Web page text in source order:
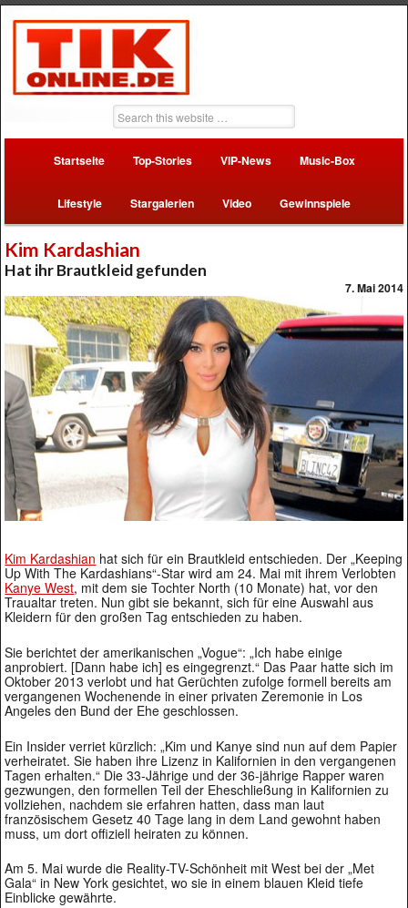
Startseite Top-Stories VIP-News Music-Box
Lifestyle Stargalerien Video Gewinnspiele
Kim Kardashian
Hat ihr Brautkleid gefunden
7. Mai 2014
Kim Kardashian hat sich für ein Brautkleid entschieden. Der „Keeping
Up With The Kardashians“-Star wird am 24. Mai mit ihrem Verlobten
Kanye West, mit dem sie Tochter North (10 Monate) hat, vor den
Traualtar treten. Nun gibt sie bekannt, sich für eine Auswahl aus
Kleidern für den großen Tag entschieden zu haben.
Sie berichtet der amerikanischen „Vogue“: „Ich habe einige
anprobiert. [Dann habe ich] es eingegrenzt.“ Das Paar hatte sich im
Oktober 2013 verlobt und hat Gerüchten zufolge formell bereits am
vergangenen Wochenende in einer privaten Zeremonie in Los
Angeles den Bund der Ehe geschlossen.
Ein Insider verriet kürzlich: „Kim und Kanye sind nun auf dem Papier
verheiratet. Sie haben ihre Lizenz in Kalifornien in den vergangenen
Tagen erhalten.“ Die 33-Jährige und der 36-jährige Rapper waren
gezwungen, den formellen Teil der Eheschließung in Kalifornien zu
vollziehen, nachdem sie erfahren hatten, dass man laut
französischem Gesetz 40 Tage lang in dem Land gewohnt haben
muss, um dort offiziell heiraten zu können.
Am 5. Mai wurde die Reality-TV-Schönheit mit West bei der „Met
Gala“ in New York gesichtet, wo sie in einem blauen Kleid tiefe
Einblicke gewährte.